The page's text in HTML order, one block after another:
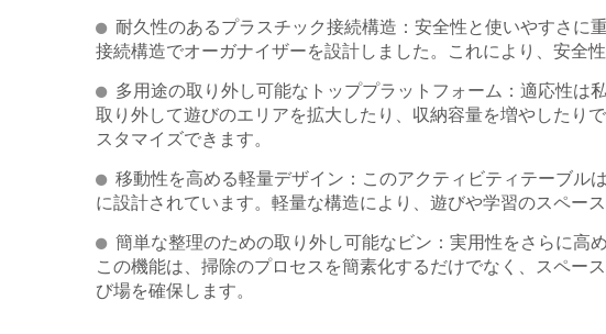
耐久性のあるプラスチック接続構造：安全性と使いやすさに
接続構造でオーガナイザーを設計しました。これにより、安全
多用途の取り外し可能なトッププラットフォーム：適応性は
取り外して遊びのエリアを拡大したり、収納容量を増やしたり
スタマイズできます。
移動性を高める軽量デザイン：このアクティビティテーブル
に設計されています。軽量な構造により、遊びや学習のスペー
簡単な整理のための取り外し可能なビン：実用性をさらに高
この機能は、掃除のプロセスを簡素化するだけでなく、スペー
び場を確保します。
Delsun スタッカブルコット リーフロッキ